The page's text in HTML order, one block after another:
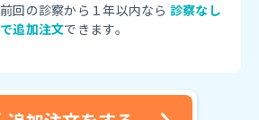
前回の診察から１年以内なら 診察なし
で追加注文できます。